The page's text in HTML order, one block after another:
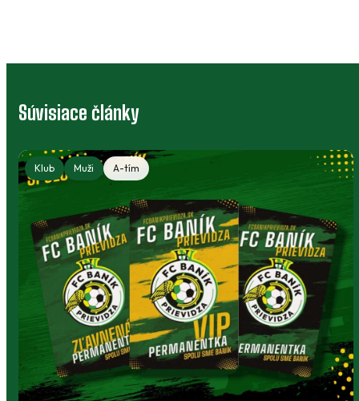
Súvisiace články
Klub Muži A-tím